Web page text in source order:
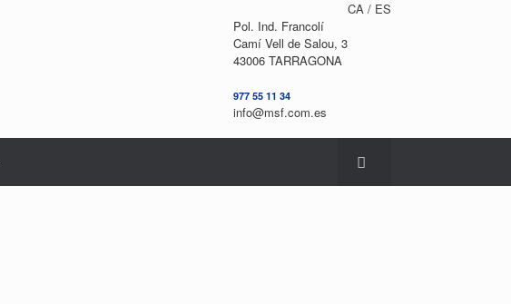
Pol. Ind. Francolí
Camí Vell de Salou, 3
43006 TARRAGONA
977 55 11 34
info@msf.com.es
CA / ES